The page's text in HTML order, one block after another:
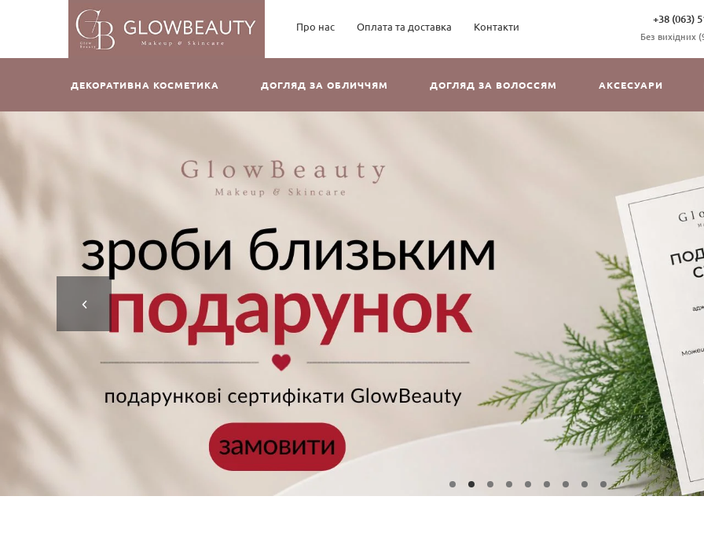
+38 (063)
Без вихідних
Про нас Оплата та доставка Контакти
ДЕКОРАТИВНА КОСМЕТИКА ДОГЛЯД ЗА ОБЛИЧЧЯМ ДОГЛЯД ЗА ВОЛОССЯМ АКСЕСУАРИ